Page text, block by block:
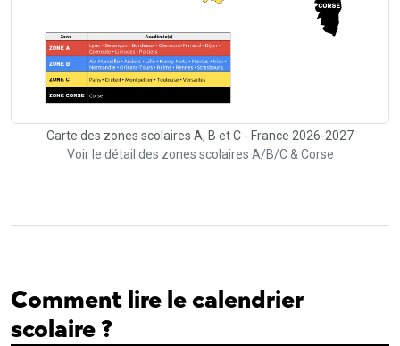
Carte des zones scolaires A, B et C - France 2026-2027
Voir le détail des zones scolaires A/B/C & Corse
Comment lire le calendrier
scolaire ?